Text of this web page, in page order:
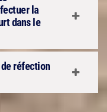
la
dans le
réfection